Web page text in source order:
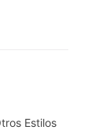
Estilos